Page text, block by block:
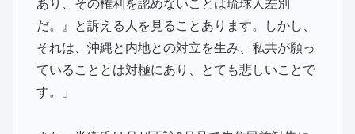
だ。』と訴える人を見ることあります。しかし、
それは、沖縄と内地との対立を生み、私共が願っ
ていることとは対極にあり、とても悲しいことで
す。」